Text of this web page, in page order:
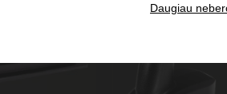
Daugiau